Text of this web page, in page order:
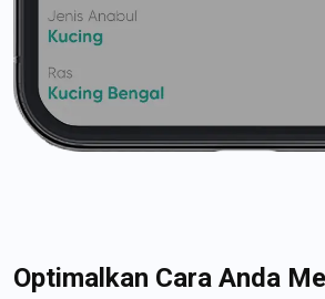
Optimalkan Cara Anda